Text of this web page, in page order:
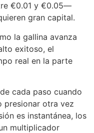
€0.01 y €0.05—
gran capital.
la gallina avanza
exitoso, el
real en la parte
cada paso cuando
presionar otra vez
es instantánea, los
multiplicador